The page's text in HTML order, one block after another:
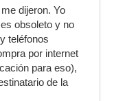
dijeron. Yo
obsoleto y no
teléfonos
por internet
para eso),
de la